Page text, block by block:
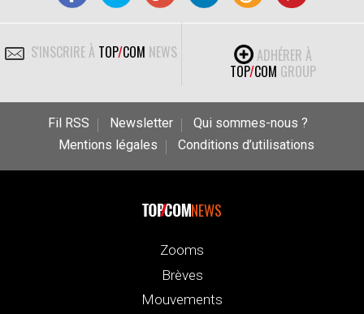
S'INSCRIRE À TOP/COM NEWS
ADHÉRER À
TOP/COM GROUP
Fil RSS Newsletter
Qui sommes-nous ?
Mentions légales
Conditions d’utilisations
NEWS
Zooms
Brèves
Mouvements